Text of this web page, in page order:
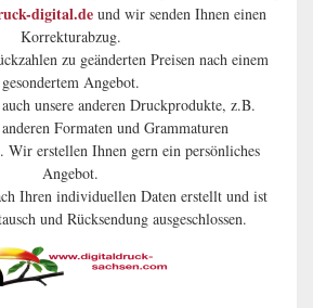
digital.deund wir senden Ihnen einen
Korrekturabzug.
zu geänderten Preisen nach einem
gesondertem Angebot.
unsere anderen Druckprodukte, z.B.
Formaten und Grammaturen
Wir erstellen Ihnen gern ein persönliches
Angebot.
Ihren individuellen Daten erstellt und ist
und Rücksendung ausgeschlossen.